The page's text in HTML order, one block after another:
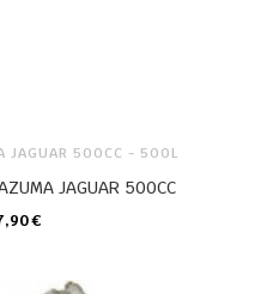
JAGUAR 500CC - 500L
JAGUAR 500CC
€